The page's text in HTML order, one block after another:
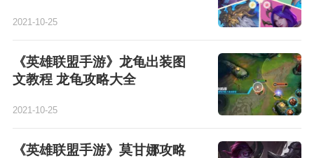
2021-10-25
《英雄联盟手游》龙龟出装图
文教程 龙龟攻略大全
2021-10-25
《英雄联盟手游》莫甘娜攻略